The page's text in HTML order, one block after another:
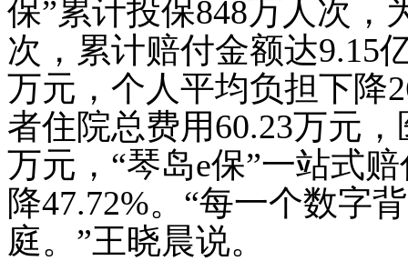
保”累计投保848万人次，
次，累计赔付金额达9.15
万元，个人平均负担下降
者住院总费用60.23万元
万元，“琴岛e保”一站式
降47.72%。“每一个数字
庭。”王晓晨说。